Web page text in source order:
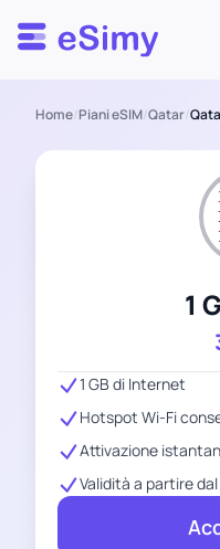
Esimy
Home/Piani eSIM/Qatar/
1
1 GB di Internet
Hotspot Wi-Fi
Attivazione
Validità a partire